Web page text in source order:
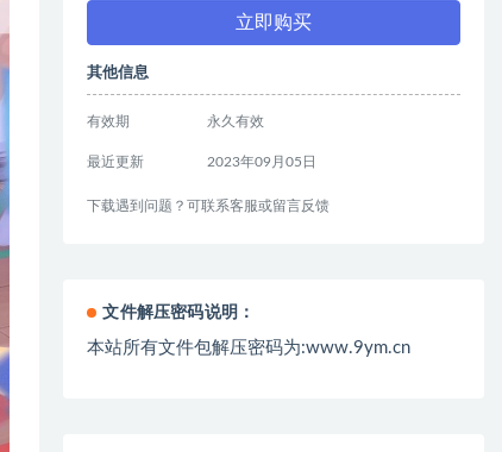
立即购买
其他信息
有效期 永久有效
最近更新 2023年09月05日
下载遇到问题？可联系客服或留言反馈
文件解压密码说明：
本站所有文件包解压密码为:www.9ym.cn